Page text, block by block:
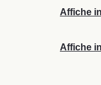
Affiche
Affiche